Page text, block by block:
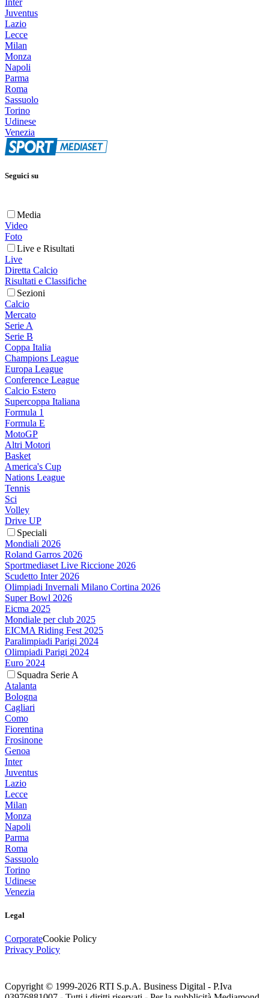
Juventus
Lazio
Lecce
Milan
Monza
Napoli
Parma
Roma
Sassuolo
Torino
Udinese
Venezia
Seguici su
Media
Video
Foto
Live e Risultati
Live
Diretta Calcio
Risultati e Classifiche
Sezioni
Calcio
Mercato
Serie A
Serie B
Coppa Italia
Champions League
Europa League
Conference League
Calcio Estero
Supercoppa Italiana
Formula 1
Formula E
MotoGP
Altri Motori
Basket
America's Cup
Nations League
Tennis
Sci
Volley
Drive UP
Speciali
Mondiali 2026
Roland Garros 2026
Sportmediaset Live Riccione 2026
Scudetto Inter 2026
Olimpiadi Invernali Milano Cortina 2026
Super Bowl 2026
Eicma 2025
Mondiale per club 2025
EICMA Riding Fest 2025
Paralimpiadi Parigi 2024
Olimpiadi Parigi 2024
Euro 2024
Squadra Serie A
Atalanta
Bologna
Cagliari
Como
Fiorentina
Frosinone
Genoa
Inter
Juventus
Lazio
Lecce
Milan
Monza
Napoli
Parma
Roma
Sassuolo
Torino
Udinese
Venezia
Legal
CorporateCookie Policy
Privacy Policy
Copyright © 1999-2026 RTI S.p.A. Business Digital - P.Iva